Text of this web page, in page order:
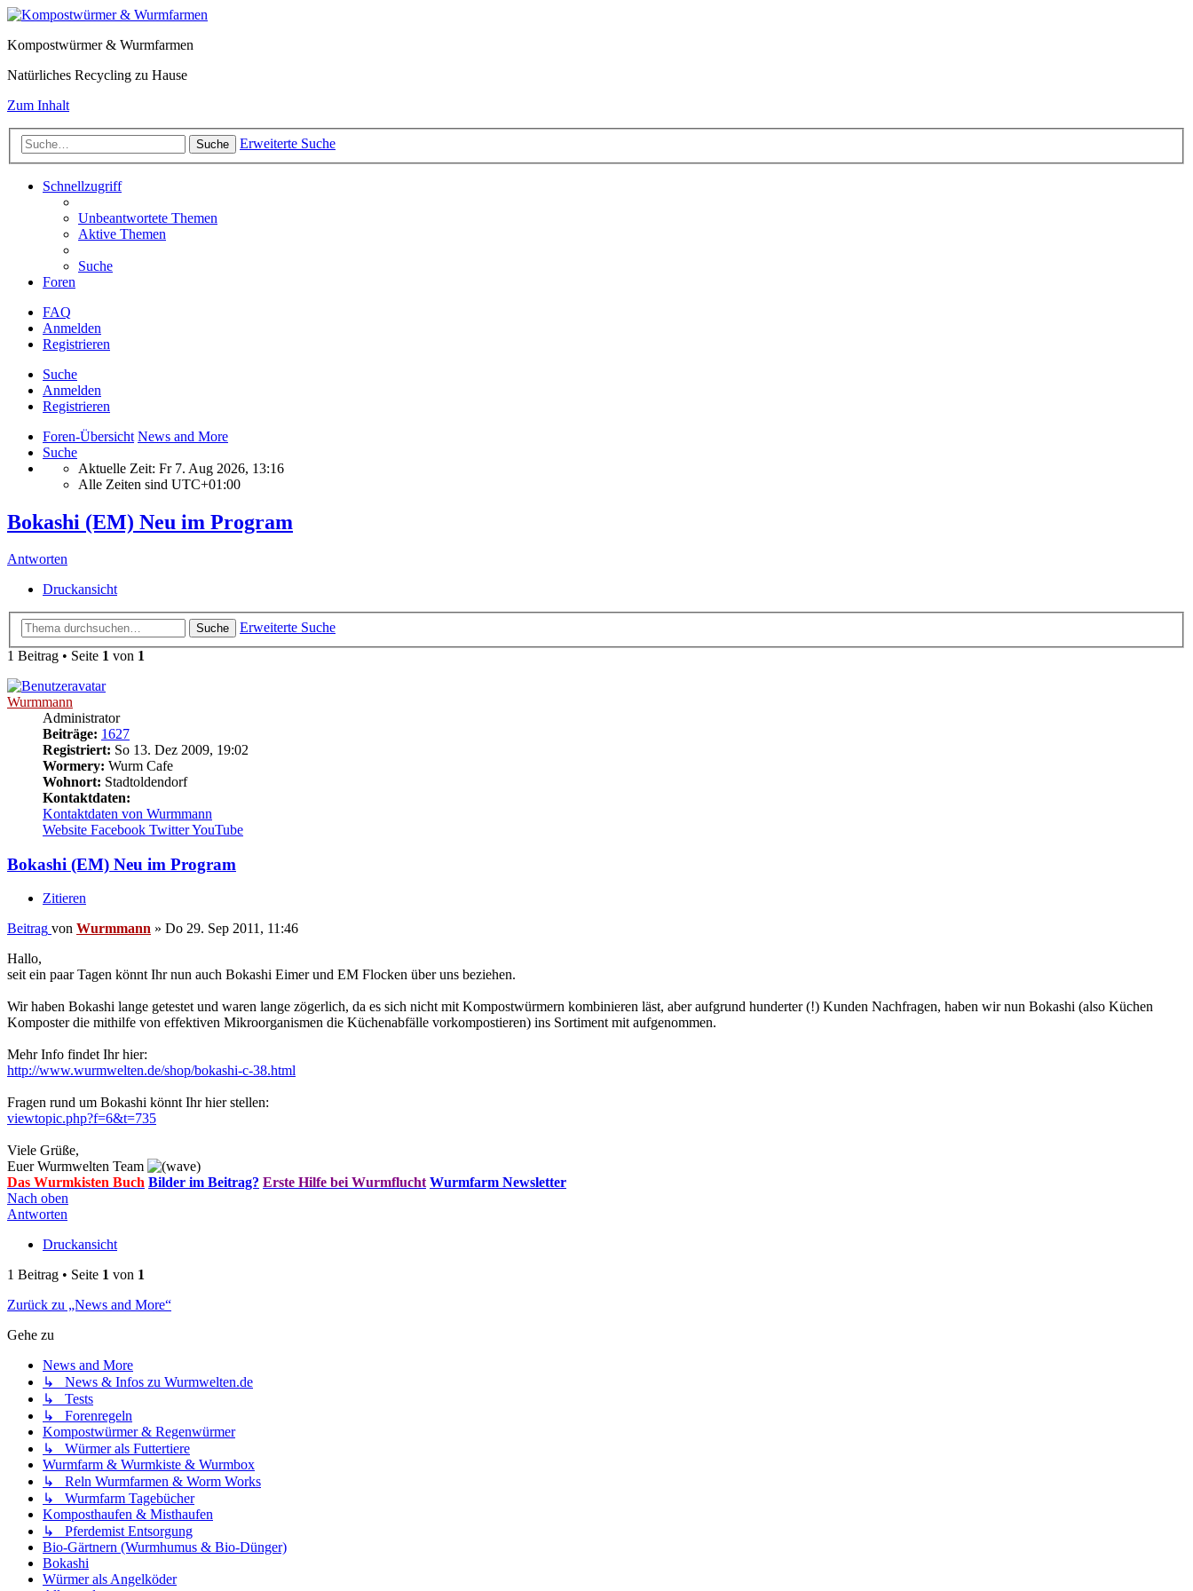
Kompostwürmer & Wurmfarmen
Natürliches Recycling zu Hause
Zum Inhalt
Suche Erweiterte Suche
Schnellzugriff
Unbeantwortete Themen
Aktive Themen
Suche
Foren
FAQ
Anmelden
Registrieren
Suche
Anmelden
Registrieren
Foren-Übersicht News and More
Suche
Aktuelle Zeit: Fr 7. Aug 2026, 13:16
Alle Zeiten sind UTC+01:00
Bokashi (EM) Neu im Program
Antworten
Druckansicht
Suche
Erweiterte Suche
1 Beitrag • Seite 1 von 1
Wurmmann
Administrator
Beiträge: 1627
Registriert: So 13. Dez 2009, 19:02
Wormery: Wurm Cafe
Wohnort: Stadtoldendorf
Kontaktdaten:
Kontaktdaten von Wurmmann
Website Facebook TwitterYouTube
Bokashi (EM) Neu im Program
Zitieren
Beitrag von Wurmmann » Do 29. Sep 2011, 11:46
Hallo,
seit ein paar Tagen könnt Ihr nun auch Bokashi Eimer und EM Flocken über uns beziehen.
Wir haben Bokashi lange getestet und waren lange zögerlich, da es sich nicht mit Kompostwürmern kombinieren läst, aber aufgrund hunderter (!) Kunden Nachfragen, haben wir nun Bokashi (also Küchen
Komposter die mithilfe von effektiven Mikroorganismen die Küchenabfälle vorkompostieren) ins Sortiment mit aufgenommen.
Mehr Info findet Ihr hier:
http://www.wurmwelten.de/shop/bokashi-c-38.html
Fragen rund um Bokashi könnt Ihr hier stellen:
viewtopic.php?f=6&t=735
Viele Grüße,
Euer Wurmwelten Team
Das Wurmkisten Buch Bilder im Beitrag? Erste Hilfe bei Wurmflucht Wurmfarm Newsletter
Nach oben
Antworten
Druckansicht
1 Beitrag • Seite 1 von 1
Zurück zu „News and More“
Gehe zu
News and More
↳ News & Infos zu Wurmwelten.de
↳ Tests
↳ Forenregeln
Kompostwürmer & Regenwürmer
↳ Würmer als Futtertiere
Wurmfarm & Wurmkiste & Wurmbox
↳ Reln Wurmfarmen & Worm Works
↳ Wurmfarm Tagebücher
Komposthaufen & Misthaufen
↳ Pferdemist Entsorgung
Bio-Gärtnern (Wurmhumus & Bio-Dünger)
Bokashi
Würmer als Angelköder